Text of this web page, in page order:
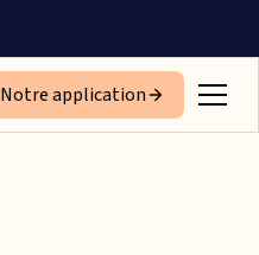
Notre application